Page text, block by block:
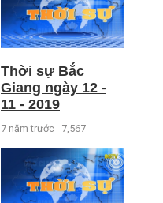
Thời sự Bắc
Giang ngày 12 -
11 - 2019
7 năm trước 7,567